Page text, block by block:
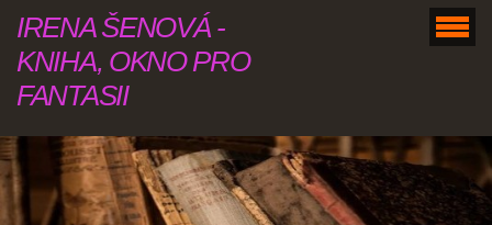
IRENA ŠENOVÁ -
KNIHA, OKNO PRO
FANTASII